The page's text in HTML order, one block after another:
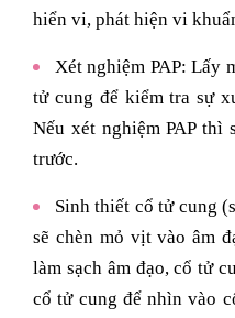
hiển vi, phát hiện vi
Xét nghiệm PAP: Lấy
tử cung để kiểm tra sự
Nếu xét nghiệm PAP thì
trước.
Sinh thiết cổ tử cung
sẽ chèn mỏ vịt vào âm
làm sạch âm đạo, cổ tử
cổ tử cung để nhìn vào